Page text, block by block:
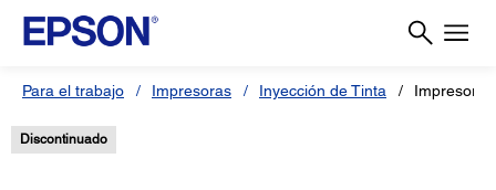
Para el trabajo Impresoras Inyección de Tinta Impresora
Discontinuado